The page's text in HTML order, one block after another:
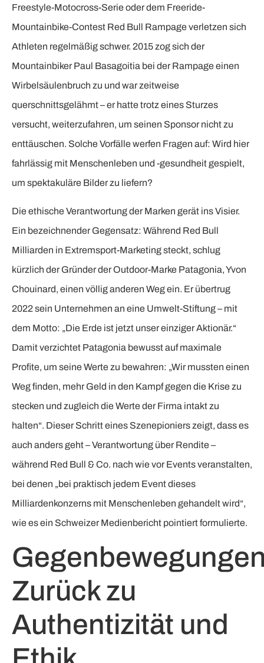
Freestyle-Motocross-Serie oder dem Freeride-
Mountainbike-Contest Red Bull Rampage verletzen sich
Athleten regelmäßig schwer. 2015 zog sich der
Mountainbiker Paul Basagoitia bei der Rampage einen
Wirbelsäulenbruch zu und war zeitweise
querschnittsgelähmt – er hatte trotz eines Sturzes
versucht, weiterzufahren, um seinen Sponsor nicht zu
enttäuschen. Solche Vorfälle werfen Fragen auf: Wird hier
fahrlässig mit Menschenleben und -gesundheit gespielt,
um spektakuläre Bilder zu liefern?
Die ethische Verantwortung der Marken gerät ins Visier.
Ein bezeichnender Gegensatz: Während Red Bull
Milliarden in Extremsport-Marketing steckt, schlug
kürzlich der Gründer der Outdoor-Marke Patagonia, Yvon
Chouinard, einen völlig anderen Weg ein. Er übertrug
2022 sein Unternehmen an eine Umwelt-Stiftung – mit
dem Motto: „Die Erde ist jetzt unser einziger Aktionär.“
Damit verzichtet Patagonia bewusst auf maximale
Profite, um seine Werte zu bewahren: „Wir mussten einen
Weg finden, mehr Geld in den Kampf gegen die Krise zu
stecken und zugleich die Werte der Firma intakt zu
halten“. Dieser Schritt eines Szenepioniers zeigt, dass es
auch anders geht – Verantwortung über Rendite –
während Red Bull & Co. nach wie vor Events veranstalten,
bei denen „bei praktisch jedem Event dieses
Milliardenkonzerns mit Menschenleben gehandelt wird“,
wie es ein Schweizer Medienbericht pointiert formulierte.
Zurück zu
Authentizität und